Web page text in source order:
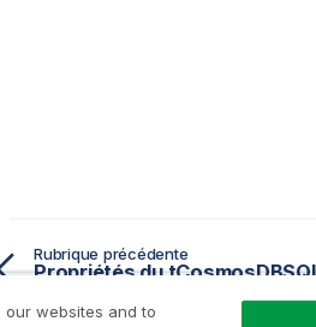
Rubrique précédente
websites and to